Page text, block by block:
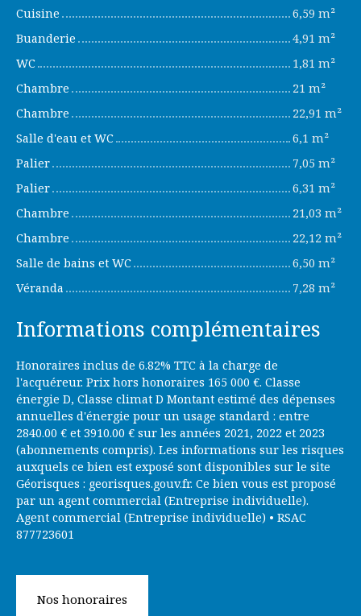
Cuisine
6,59 m²
Buanderie
4,91 m²
WC
1,81 m²
Chambre
21 m²
Chambre
22,91 m²
Salle d'eau et WC
6,1 m²
Palier
7,05 m²
Palier
6,31 m²
Chambre
21,03 m²
Chambre
22,12 m²
Salle de bains et WC
6,50 m²
Véranda
7,28 m²
Informations complémentaires
Honoraires inclus de 6.82% TTC à la charge de
l'acquéreur. Prix hors honoraires 165 000 €. Classe
énergie D, Classe climat D Montant estimé des dépenses
annuelles d'énergie pour un usage standard : entre
2840.00 € et 3910.00 € sur les années 2021, 2022 et 2023
(abonnements compris). Les informations sur les risques
auxquels ce bien est exposé sont disponibles sur le site
Géorisques : georisques.gouv.fr. Ce bien vous est proposé
par un agent commercial (Entreprise individuelle).
Agent commercial (Entreprise individuelle) • RSAC
877723601
Nos honoraires